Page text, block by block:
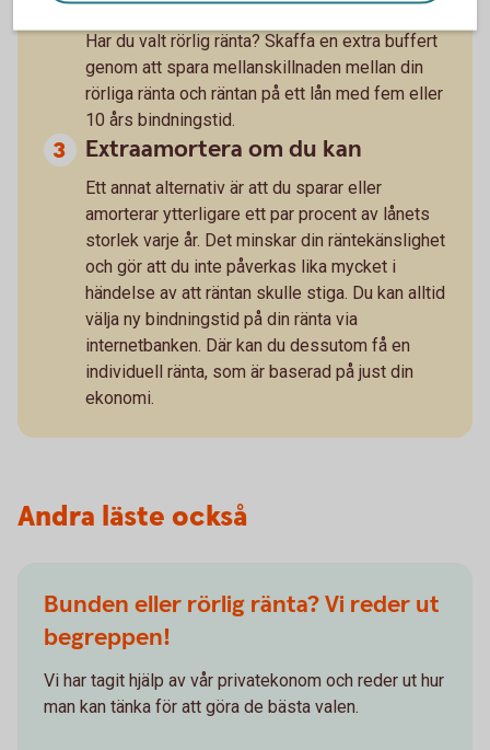
Har du valt rörlig ränta? Skaffa en extra buffert
genom att spara mellanskillnaden mellan din
rörliga ränta och räntan på ett lån med fem eller
10 års bindningstid.
Extraamortera om du kan
Ett annat alternativ är att du sparar eller
amorterar ytterligare ett par procent av lånets
storlek varje år. Det minskar din räntekänslighet
och gör att du inte påverkas lika mycket i
händelse av att räntan skulle stiga. Du kan alltid
välja ny bindningstid på din ränta via
internetbanken. Där kan du dessutom få en
individuell ränta, som är baserad på just din
ekonomi.
Andra läste också
Bunden eller rörlig ränta? Vi reder ut
begreppen!
Vi har tagit hjälp av vår privatekonom och reder ut hur
man kan tänka för att göra de bästa valen.